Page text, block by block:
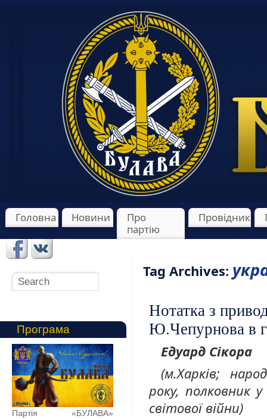
Головна Новини
Про
партію
Провідник
Tag Archives:
Нотатка з
Ю.Чепурнова в
Едуард Сікора
(м.Харків;
року, полковник у
світової війни)
Програма
Партія «БУЛАВА»